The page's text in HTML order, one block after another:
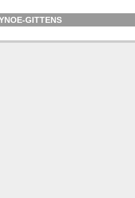
GITTENS